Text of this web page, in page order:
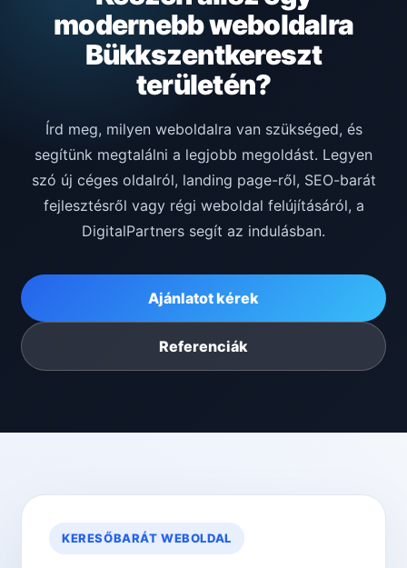
modernebb weboldalra
Bükkszentkereszt
területén?
Írd meg, milyen weboldalra van szükséged, és
segítünk megtalálni a legjobb megoldást. Legyen
szó új céges oldalról, landing page-ről, SEO-barát
fejlesztésről vagy régi weboldal felújításáról, a
DigitalPartners segít az indulásban.
Ajánlatot kérek
Referenciák
KERESŐBARÁT WEBOLDAL